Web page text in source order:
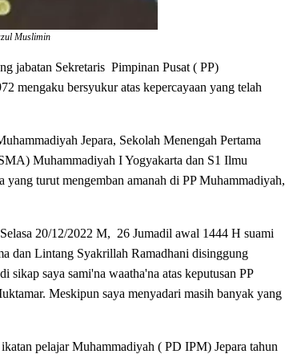
Muslimin
jabatan Sekretaris Pimpinan Pusat ( PP)
mengaku bersyukur atas kepercayaan yang telah
Jepara, Sekolah Menengah Pertama
Muhammadiyah I Yogyakarta dan S1 Ilmu
turut mengemban amanah di PP Muhammadiyah,
20/12/2022 M, 26 Jumadil awal 1444 H suami
dan Lintang Syakrillah Ramadhani disinggung
sikap saya sami'na waatha'na atas keputusan PP
Meskipun saya menyadari masih banyak yang
pelajar Muhammadiyah ( PD IPM) Jepara tahun